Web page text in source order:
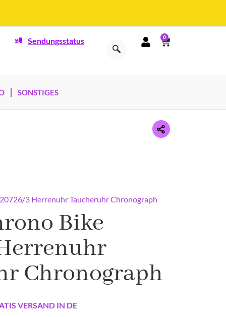
Sendungsstatus 0
SONSTIGES
3 Herrenuhr Taucheruhr Chronograph
Bike
Chronograph
VERSAND IN DE